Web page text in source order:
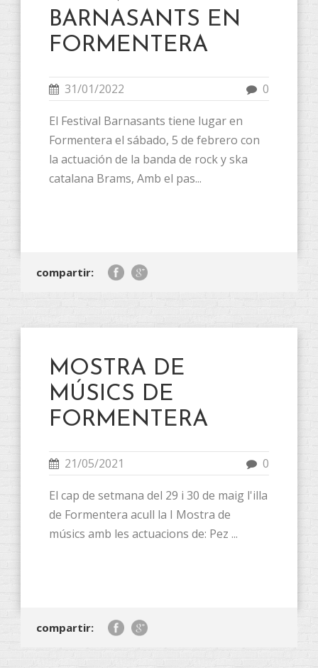
BARNASANTS EN
FORMENTERA
31/01/2022 0
El Festival Barnasants tiene lugar en
Formentera el sábado, 5 de febrero con
la actuación de la banda de rock y ska
catalana Brams, Amb el pas...
compartir:
MOSTRA DE
MÚSICS DE
FORMENTERA
21/05/2021 0
El cap de setmana del 29 i 30 de maig l'illa
de Formentera acull la I Mostra de
músics amb les actuacions de: Pez ...
compartir: